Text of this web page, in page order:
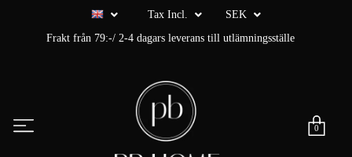
Tax Incl.
SEK
Frakt från 79:-/ 2-4 dagars leverans till utlämningsställe
0